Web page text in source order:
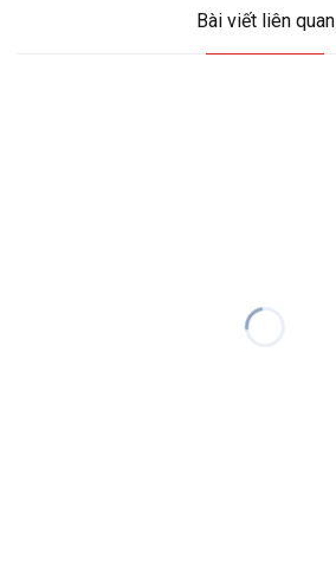
Bài viết liên quan